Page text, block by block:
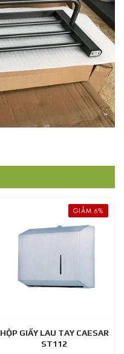
GIẢM 6%
HỘP GIẤY LAU TAY CAESAR
ST112